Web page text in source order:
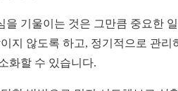
을 기울이는 것은 그만큼 중요한
지 않도록 하고, 정기적으로 관리
화할 수 있습니다.